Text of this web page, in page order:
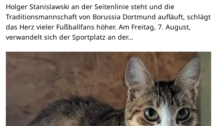
Holger Stanislawski an der Seitenlinie steht und die
Traditionsmannschaft von Borussia Dortmund aufläuft, schlägt
das Herz vieler Fußballfans höher. Am Freitag, 7. August,
verwandelt sich der Sportplatz an der…